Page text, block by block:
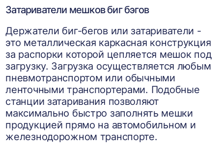
Затариватели мешков биг бэгов
Держатели биг-бегов или затариватели -
это металлическая каркасная конструкция
за распорки которой цепляется мешок под
загрузку. Загрузка осуществляется любым
пневмотранспортом или обычными
ленточными транспортерами. Подобные
станции затаривания позволяют
максимально быстро заполнять мешки
продукцией прямо на автомобильном и
железнодорожном транспорте.